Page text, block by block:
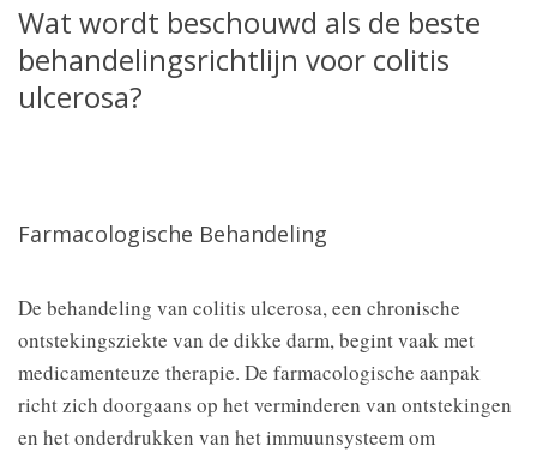
Wat wordt beschouwd als de beste
behandelingsrichtlijn voor colitis
ulcerosa?
Farmacologische Behandeling
De behandeling van colitis ulcerosa, een chronische
ontstekingsziekte van de dikke darm, begint vaak met
medicamenteuze therapie. De farmacologische aanpak
richt zich doorgaans op het verminderen van ontstekingen
en het onderdrukken van het immuunsysteem om